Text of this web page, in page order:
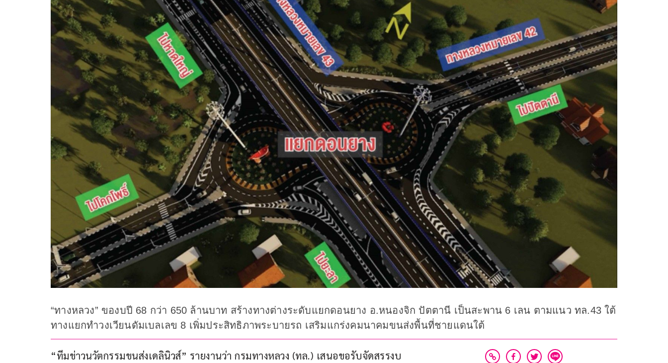
“ทางหลวง” ของบปี 68 กว่า 650 ล้านบาท สร้างทางต่างระดับแยกดอนยาง อ.หนองจิก ปัตตานี เป็นสะพาน 6 เลน ตามแนว ทล.43 ใต้
ทางแยกทำวงเวียนดัมเบลเลข 8 เพิ่มประสิทธิภาพระบายรถ เสริมแกร่งคมนาคมขนส่งพื้นที่ชายแดนใต้
“ทีมข่าวนวัตกรรมขนส่งเดลินิวส์” รายงานว่า กรมทางหลวง (ทล.) เสนอขอรับจัดสรรงบ